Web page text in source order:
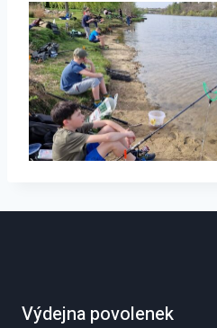
Výdejna povolenek